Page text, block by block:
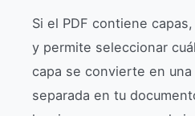
Si el PDF contiene
y permite seleccionar
capa se convierte en
separada en tu